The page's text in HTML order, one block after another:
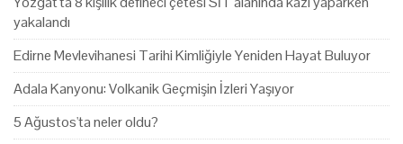
yakalandı
Edirne Mevlevihanesi Tarihi Kimliğiyle Yeniden Hayat Buluyor
Adala Kanyonu: Volkanik Geçmişin İzleri Yaşıyor
5 Ağustos'ta neler oldu?